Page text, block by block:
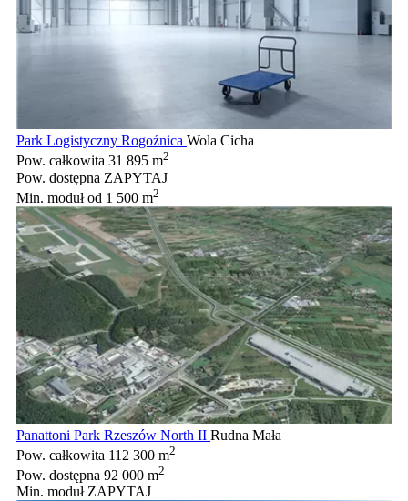
Park Logistyczny Rogoźnica Wola Cicha
Pow. całkowita 31 895 m2
Pow. dostępna ZAPYTAJ
Min. modułod 1 500 m2
Panattoni Park Rzeszów North II Rudna Mała
Pow. całkowita 112 300 m2
Pow. dostępna 92 000 m2
Min. moduł ZAPYTAJ